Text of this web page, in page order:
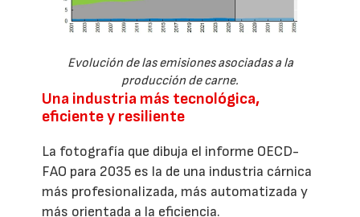
Evolución de las emisiones asociadas a la
producción de carne.
Una industria más tecnológica,
eficiente y resiliente
La fotografía que dibuja el informe OECD-
FAO para 2035 es la de una industria cárnica
más profesionalizada, más automatizada y
más orientada a la eficiencia.